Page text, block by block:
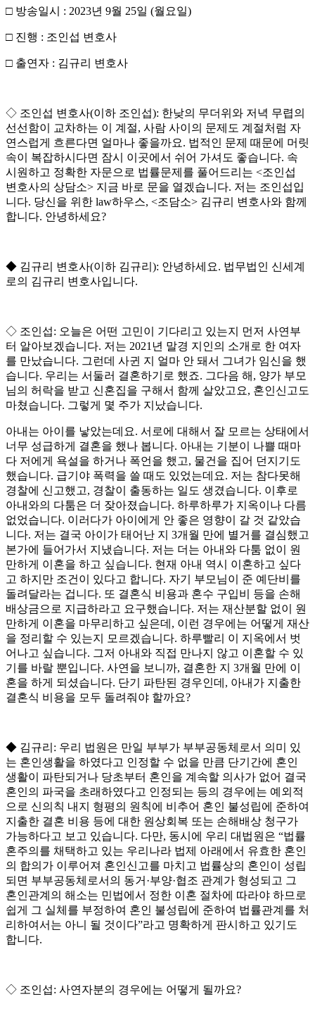
□ 방송일시 : 2023년 9월 25일 (월요일)
□ 진행 : 조인섭 변호사
□ 출연자 : 김규리 변호사
◇ 조인섭 변호사(이하 조인섭): 한낮의 무더위와 저녁 무렵의
선선함이 교차하는 이 계절, 사람 사이의 문제도 계절처럼 자
연스럽게 흐른다면 얼마나 좋을까요. 법적인 문제 때문에 머릿
속이 복잡하시다면 잠시 이곳에서 쉬어 가셔도 좋습니다. 속
시원하고 정확한 자문으로 법률문제를 풀어드리는 <조인섭
변호사의 상담소> 지금 바로 문을 열겠습니다. 저는 조인섭입
니다. 당신을 위한 law하우스, <조담소> 김규리 변호사와 함께
합니다. 안녕하세요?
◆ 김규리 변호사(이하 김규리 ): 안녕하세요. 법무법인 신세계
로의 김규리 변호사입니다.
◇ 조인섭: 오늘은 어떤 고민이 기다리고 있는지 먼저 사연부
터 알아보겠습니다. 저는 2021 년 말경 지인의 소개로 한 여자
를 만났습니다. 그런데 사귄 지 얼마 안 돼서 그녀가 임신을 했
습니다. 우리는 서둘러 결혼하기로 했죠. 그다음 해 , 양가 부모
님의 허락을 받고 신혼집을 구해서 함께 살았고요, 혼인신고도
마쳤습니다. 그렇게 몇 주가 지났습니다.
아내는 아이를 낳았는데요. 서로에 대해서 잘 모르는 상태에서
너무 성급하게 결혼을 했나 봅니다. 아내는 기분이 나쁠 때마
다 저에게 욕설을 하거나 폭언을 했고, 물건을 집어 던지기도
했습니다. 급기야 폭력을 쓸 때도 있었는데요. 저는 참다못해
경찰에 신고했고, 경찰이 출동하는 일도 생겼습니다. 이후로
아내와의 다툼은 더 잦아졌습니다. 하루하루가 지옥이나 다름
없었습니다. 이러다가 아이에게 안 좋은 영향이 갈 것 같았습
니다. 저는 결국 아이가 태어난 지 3개월 만에 별거를 결심했고
본가에 들어가서 지냈습니다. 저는 더는 아내와 다툼 없이 원
만하게 이혼을 하고 싶습니다. 현재 아내 역시 이혼하고 싶다
고 하지만 조건이 있다고 합니다. 자기 부모님이 준 예단비를
돌려달라는 겁니다. 또 결혼식 비용과 혼수 구입비 등을 손해
배상금으로 지급하라고 요구했습니다. 저는 재산분할 없이 원
만하게 이혼을 마무리하고 싶은데 , 이런 경우에는 어떻게 재산
을 정리할 수 있는지 모르겠습니다. 하루빨리 이 지옥에서 벗
어나고 싶습니다. 그저 아내와 직접 만나지 않고 이혼할 수 있
기를 바랄 뿐입니다. 사연을 보니까, 결혼한 지 3개월 만에 이
혼을 하게 되셨습니다. 단기 파탄된 경우인데 , 아내가 지출한
결혼식 비용을 모두 돌려줘야 할까요?
◆ 김규리 : 우리 법원은 만일 부부가 부부공동체로서 의미 있
는 혼인생활을 하였다고 인정할 수 없을 만큼 단기간에 혼인
생활이 파탄되거나 당초부터 혼인을 계속할 의사가 없어 결국
혼인의 파국을 초래하였다고 인정되는 등의 경우에는 예외적
으로 신의칙 내지 형평의 원칙에 비추어 혼인 불성립에 준하여
지출한 결혼 비용 등에 대한 원상회복 또는 손해배상 청구가
가능하다고 보고 있습니다. 다만, 동시에 우리 대법원은 “법률
혼주의를 채택하고 있는 우리나라 법제 아래에서 유효한 혼인
의 합의가 이루어져 혼인신고를 마치고 법률상의 혼인이 성립
되면 부부공동체로서의 동거 ·부양·협조 관계가 형성되고 그
혼인관계의 해소는 민법에서 정한 이혼 절차에 따라야 하므로
쉽게 그 실체를 부정하여 혼인 불성립에 준하여 법률관계를 처
리하여서는 아니 될 것이다”라고 명확하게 판시하고 있기도
합니다.
◇ 조인섭: 사연자분의 경우에는 어떻게 될까요?